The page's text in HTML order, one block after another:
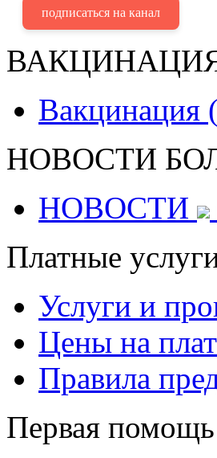
подписаться на канал
Вакцинация
НОВОСТИ
НОВОСТИ
Платные
Услуги и
Цены на
Правила
Первая помощь